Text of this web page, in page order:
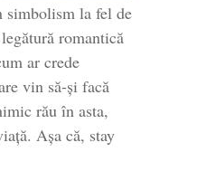
simbolism la fel de
romantică
ar crede
vin să-și facă
rău în asta,
Așa că, stay